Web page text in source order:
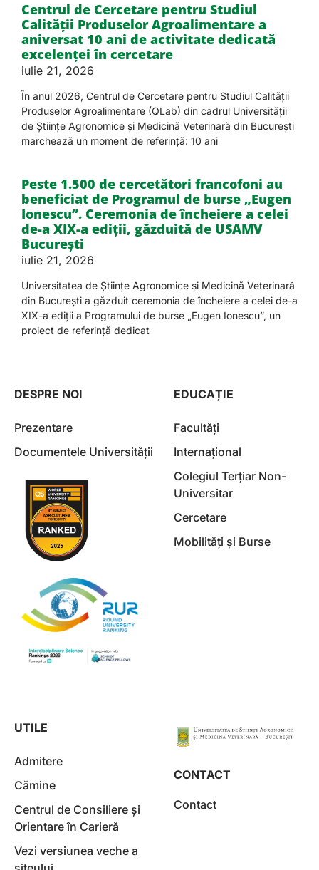
Centrul de Cercetare pentru Studiul
Calității Produselor Agroalimentare a
aniversat 10 ani de activitate dedicată
excelenței în cercetare
iulie 21, 2026
În anul 2026, Centrul de Cercetare pentru Studiul Calității
Produselor Agroalimentare (QLab) din cadrul Universității
de Științe Agronomice și Medicină Veterinară din București
marchează un moment de referință: 10 ani
Peste 1.500 de cercetători francofoni au
beneficiat de Programul de burse „Eugen
Ionescu”. Ceremonia de încheiere a celei
de-a XIX-a ediții, găzduită de USAMV
București
iulie 21, 2026
Universitatea de Științe Agronomice și Medicină Veterinară
din București a găzduit ceremonia de încheiere a celei de-a
XIX-a ediții a Programului de burse „Eugen Ionescu”, un
proiect de referință dedicat
DESPRE NOI
Prezentare
Documentele Universității
EDUCAȚIE
Facultăți
Internațional
Colegiul Terțiar Non-
Universitar
Cercetare
Mobilități și Burse
UTILE
Admitere
Cămine
Centrul de Consiliere și
Orientare în Carieră
Vezi versiunea veche a
CONTACT
Contact